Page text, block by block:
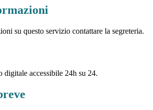
su questo servizio contattare la segreteria.
digitale accessibile 24h su 24.